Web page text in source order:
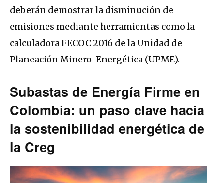
deberán demostrar la disminución de
emisiones mediante herramientas como la
calculadora FECOC 2016 de la Unidad de
Planeación Minero-Energética (UPME).
Subastas de Energía Firme en
Colombia: un paso clave hacia
la sostenibilidad energética de
la Creg